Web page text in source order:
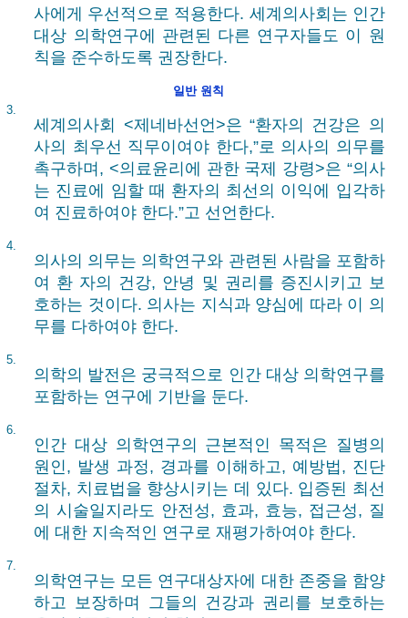
사에게 우선적으로 적용한다. 세계의사회는 인간
대상 의학연구에 관련된 다른 연구자들도 이 원
칙을 준수하도록 권장한다.
일반 원칙
3.
세계의사회 <제네바선언>은 “환자의 건강은 의
사의 최우선 직무이여야 한다,”로 의사의 의무를
촉구하며, <의료윤리에 관한 국제 강령>은 “의사
는 진료에 임할 때 환자의 최선의 이익에 입각하
여 진료하여야 한다.”고 선언한다.
4.
의사의 의무는 의학연구와 관련된 사람을 포함하
여 환 자의 건강, 안녕 및 권리를 증진시키고 보
호하는 것이다. 의사는 지식과 양심에 따라 이 의
무를 다하여야 한다.
5.
의학의 발전은 궁극적으로 인간 대상 의학연구를
포함하는 연구에 기반을 둔다.
6.
인간 대상 의학연구의 근본적인 목적은 질병의
원인, 발생 과정, 경과를 이해하고, 예방법, 진단
절차, 치료법을 향상시키는 데 있다. 입증된 최선
의 시술일지라도 안전성, 효과, 효능, 접근성, 질
에 대한 지속적인 연구로 재평가하여야 한다.
7.
의학연구는 모든 연구대상자에 대한 존중을 함양
하고 보장하며 그들의 건강과 권리를 보호하는